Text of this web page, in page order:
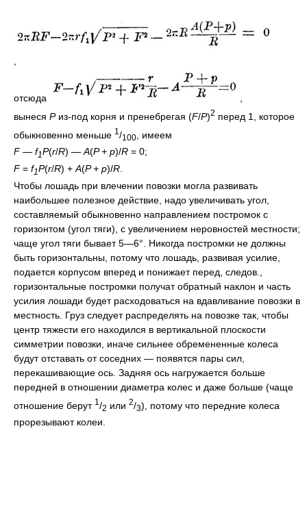
отсюда
вынеся Риз-под корня и пренебрегая (F/P)2 перед 1, которое
обыкновенно меньше 1 /100
, имеем
F— f1P(r/R) — A(P + p)/R = 0;
F= f1P(r/R) + A(P + p)/R
Чтобы лошадь при влечении повозки могла развивать
наибольшее полезное действие, надо увеличивать угол,
составляемый обыкновенно направлением постромок с
горизонтом (угол тяги), с увеличением неровностей местности;
чаще угол тяги бывает 5—6°. Никогда постромки не должны
быть горизонтальны, потому что лошадь, развивая усилие,
подается корпусом вперед и понижает перед, следов.,
горизонтальные постромки получат обратный наклон и часть
усилия лошади будет расходоваться на вдавливание повозки в
местность. Груз следует распределять на повозке так, чтобы
центр тяжести его находился в вертикальной плоскости
симметрии повозки, иначе сильнее обремененные колеса
будут отставать от соседних — появятся пары сил,
перекашивающие ось. Задняя ось нагружается больше
передней в отношении диаметра колес и даже больше (чаще
отношение берут 1 /2 или 2/3), потому что передние колеса
прорезывают колеи.